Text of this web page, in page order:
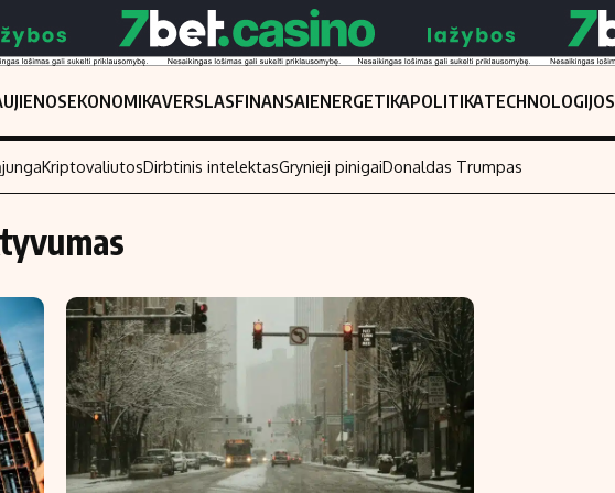
EKONOMIKAVERSLASFINANSAIENERGETIKAPOLITIKATECHNOLOGIJOS
Investavimas
Akcijų rinka
Saulės elektrinės
Kriptovaliutos
Infliacija
Migracija
Nedarbo išmokos skaičiuoklė
Indėliai
Indėlių skaičiuoklė
Būsto finansai
Įdomios naujienos
KriptovaliutosDirbtinis intelektasGrynieji pinigaiDonaldas Trumpas